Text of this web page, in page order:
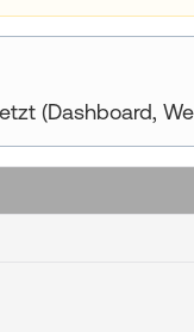
(Dashboard,